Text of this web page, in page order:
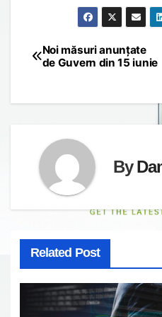
Post
Noi măsuri anunțate
de Guvern din 15 iunie
By
Related Post